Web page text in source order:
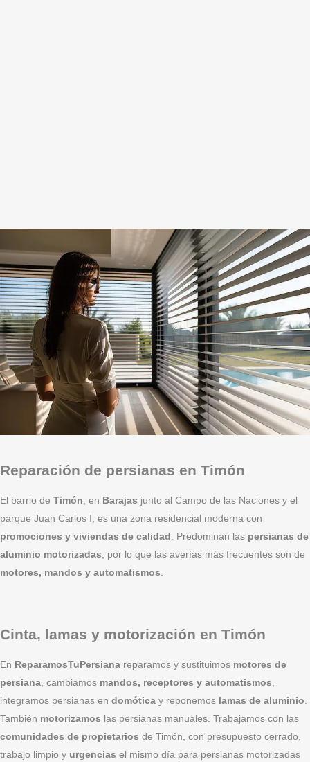
Reparación de persianas en Timón
El barrio de Timón , en Barajas junto al Campo de las Naciones y el
parque Juan Carlos I, es una zona residencial moderna con
promociones y viviendas de calidad . Predominan las persianas de
aluminio motorizadas , por lo que las averías más frecuentes son de
motores, mandos y automatismos
Cinta, lamas y motorización en Timón
En ReparamosTuPersiana reparamos y sustituimos motores de
persiana , cambiamos mandos, receptores y automatismos
integramos persianas en domótica y reponemos lamas de aluminio
También motorizamos las persianas manuales. Trabajamos con las
comunidades de propietarios de Timón, con presupuesto cerrado,
trabajo limpio y urgencias el mismo día para persianas motorizadas